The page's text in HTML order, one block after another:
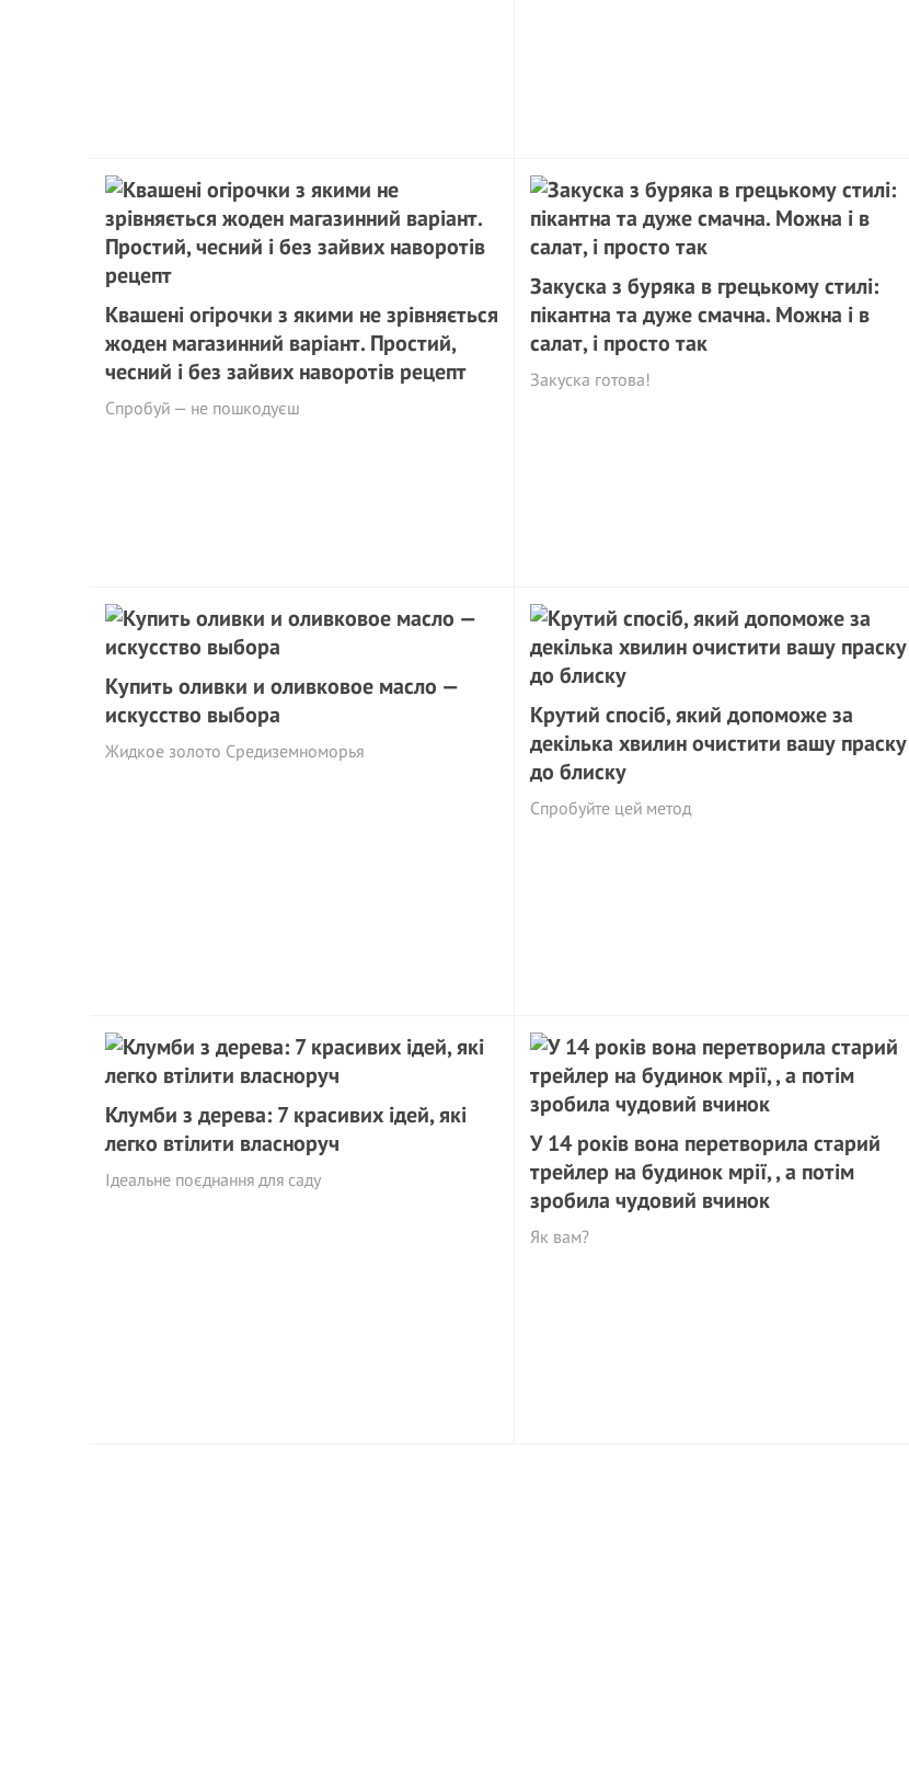
Квашені огірочки з якими не зрівняється
жоден магазинний варіант. Простий,
чесний і без зайвих наворотів рецепт
Спробуй — не пошкодуєш
Закуска з буряка в грецькому стилі:
пікантна та дуже смачна. Можна і в
салат, і просто так
Закуска готова!
Купить оливки и оливковое масло —
искусство выбора
Жидкое золото Средиземноморья
Крутий спосіб, який допоможе за
декілька хвилин очистити вашу праску
до блиску
Спробуйте цей метод
Клумби з дерева: 7 красивих ідей, які
легко втілити власноруч
Ідеальне поєднання для саду
У 14 років вона перетворила старий
трейлер на будинок мрії, , а потім
зробила чудовий вчинок
Як вам?